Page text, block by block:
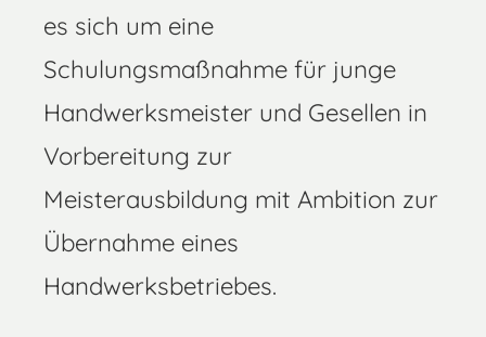
es sich um eine
Schulungsmaßnahme für junge
Handwerksmeister und Gesellen in
Vorbereitung zur
Meisterausbildung mit Ambition zur
Übernahme eines
Handwerksbetriebes.